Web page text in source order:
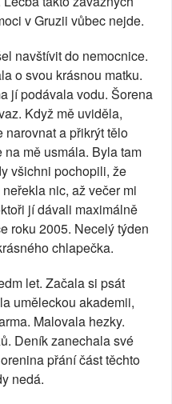
v Gruzii vůbec nejde.
navštívit do nemocnice.
o svou krásnou matku.
jí podávala vodu. Šorena
Když mě uviděla,
narovnat a přikrýt tělo
mě usmála. Byla tam
všichni pochopili, že
nic, až večer mi
jí dávali maximálně
roku 2005. Necelý týden
chlapečka.
let. Začala si psát
uměleckou akademii,
Malovala hezky.
Deník zanechala své
přání část těchto
nedá.